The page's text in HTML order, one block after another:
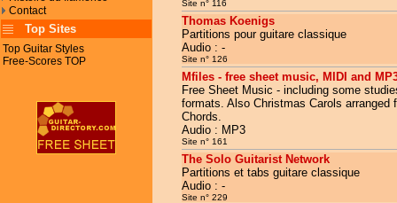
Contact
Top Sites
Top Guitar Styles
Free-Scores TOP
Site n° 116
Thomas Koenigs
Partitions pour guitare classique
Audio : -
Site n° 126
Mfiles - free sheet music, MIDI and
Free Sheet Music - including some
formats. Also Christmas Carols
Chords.
Audio : MP3
Site n° 161
The Solo Guitarist Network
Partitions et tabs guitare classique
Audio : -
Site n° 229